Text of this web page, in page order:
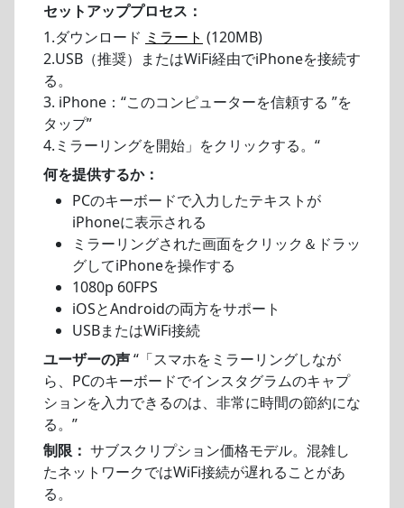
セットアッププロセス：
1.ダウンロード ミラート (120MB)
2.USB（推奨）またはWiFi経由でiPhoneを接続す
る。
3. iPhone：“このコンピューターを信頼する ”を
タップ”
4.ミラーリングを開始」をクリックする。“
何を提供するか：
PCのキーボードで入力したテキストが
iPhoneに表示される
ミラーリングされた画面をクリック＆ドラッ
グしてiPhoneを操作する
1080p 60FPS
iOSとAndroidの両方をサポート
USBまたはWiFi接続
ユーザーの声“「スマホをミラーリングしなが
ら、PCのキーボードでインスタグラムのキャプ
ションを入力できるのは、非常に時間の節約にな
る。”
制限： サブスクリプション価格モデル。混雑し
たネットワークではWiFi接続が遅れることがあ
る。